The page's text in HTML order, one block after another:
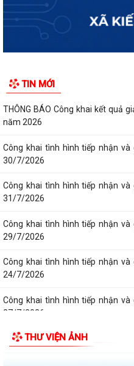
TIN MỚI
THÔNG BÁO Công khai kết quả
năm 2026
Công khai tình hình tiếp nhận
30/7/2026
Công khai tình hình tiếp nhận
31/7/2026
Công khai tình hình tiếp nhận
29/7/2026
Công khai tình hình tiếp nhận
24/7/2026
Công khai tình hình tiếp nhận
27/7/2026
THƯ VIỆN ẢNH